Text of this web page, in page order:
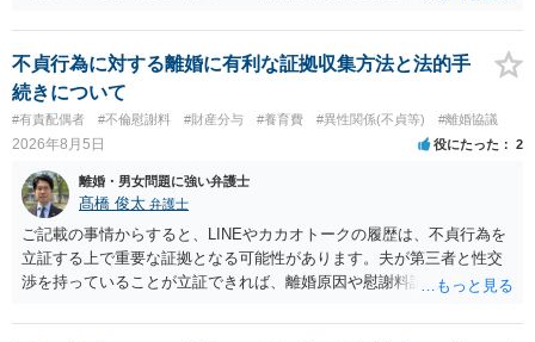
完全に所有する場合は、他の相続人に対して自宅の評価額の１/２の代
償金の支払いが必要になります。
不貞行為に対する離婚に有利な証拠収集方法と法的手
続きについて
#有責配偶者 #不倫慰謝料 #財産分与 #養育費 #異性関係(不貞等) #離婚協議
2026年8月5日 役にたった 2
離婚・男女問題に強い弁護士
髙橋 俊太 弁護士
ご記載の事情からすると、LINEやカカオトークの履歴は、不貞行為を
立証する上で重要な証拠となる可能性があります。夫が第三者と性交
渉を持っていることが立証できれば、離婚原因や慰謝料請求を検討す
性的関係を継続しているのであれば、その期間や回数が分かる資料は